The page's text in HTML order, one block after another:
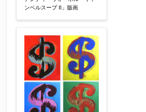
フリガナ 【任意】
メールアドレス 【必須】
ンベルスープ II」版画